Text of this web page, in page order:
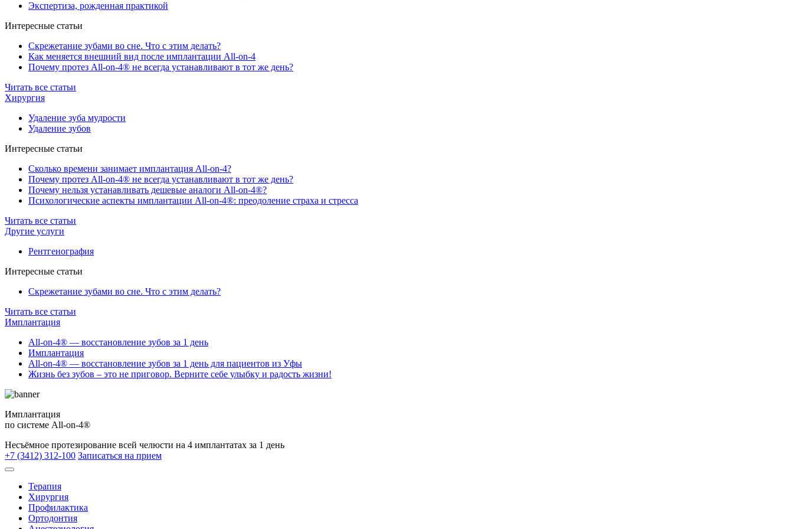
Экспертиза, рожденная практикой
Интересные статьи
Скрежетание зубами во сне. Что с этим делать?
Как меняется внешний вид после имплантации All-on-4
Почему протез All-on-4® не всегда устанавливают в тот же день?
Читать все статьи
Хирургия
Удаление зуба мудрости
Удаление зубов
Интересные статьи
Сколько времени занимает имплантация All-on-4?
Почему протез All-on-4® не всегда устанавливают в тот же день?
Почему нельзя устанавливать дешевые аналоги All-on-4®?
Психологические аспекты имплантации All-on-4®: преодоление страха и стресса
Читать все статьи
Другие услуги
Рентгенография
Интересные статьи
Скрежетание зубами во сне. Что с этим делать?
Читать все статьи
Имплантация
All-on-4® — восстановление зубов за 1 день
Имплантация
All-on-4® — восстановление зубов за 1 день для пациентов из Уфы
Жизнь без зубов – это не приговор. Верните себе улыбку и радость жизни!
Имплантация
по системе All-on-4®
Несъёмное протезирование всей челюсти на 4 имплантатах за 1 день
+7 (3412) 312-100 Записаться на прием
Терапия
Хирургия
Профилактика
Ортодонтия